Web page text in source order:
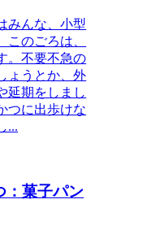
みんな、小型
のごろは、
。不要不急の
ょうとか、外
延期をしまし
つに出歩けな
...
：菓子パン